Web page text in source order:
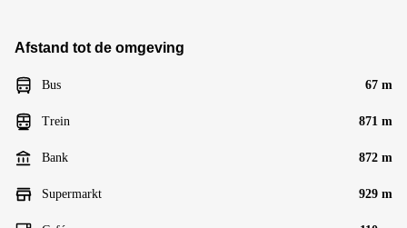
Afstand tot de omgeving
Bus 67 m
Trein 871 m
Bank 872 m
Supermarkt 929 m